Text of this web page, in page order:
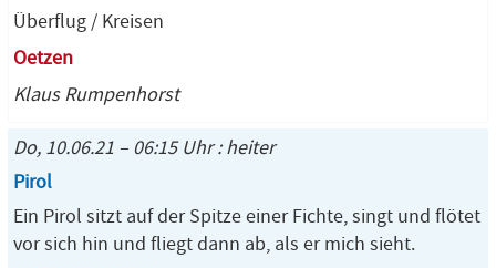
Überflug / Kreisen
Oetzen
Klaus Rumpenhorst
Do, 10.06.21 – 06:15 Uhr : heiter
Pirol
Ein Pirol sitzt auf der Spitze einer Fichte, singt und flötet
vor sich hin und fliegt dann ab, als er mich sieht.